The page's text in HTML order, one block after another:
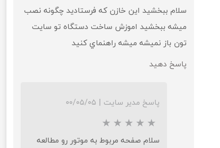
سلام ببخشيد اين خازن که فرستاديد چگونه نصب
ميشه ببخشيد اموزش ساخت دستگاه تو سايت
تون باز نميشه ميشه راهنماي کنيد
پاسخ دهید
پاسخ مدیر سایت | ۰۰/۰۵/۰۵
سلام صفحه مربوط به موتور رو مطالعه